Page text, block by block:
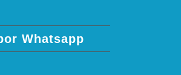
Whatsapp